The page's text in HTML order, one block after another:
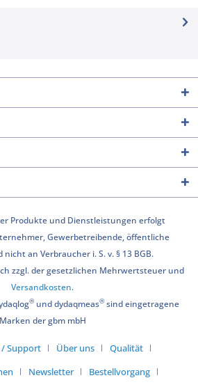
Produkte und Dienstleistungen erfolgt
Gewerbetreibende, öffentliche
an Verbraucher i. S. v. § 13 BGB.
zzgl. der gesetzlichen Mehrwertsteuer und
Versandkosten.
®und dydaqmeas®sind eingetragene
Marken der gbm mbH
Support Über uns
Qualität
Newsletter
Bestellvorgang